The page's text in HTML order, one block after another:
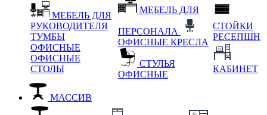
МЕБЕЛЬ ДЛЯ
РУКОВОДИТЕЛЯ
ТУМБЫ
ОФИСНЫЕ
ОФИСНЫЕ
СТОЛЫ
МЕБЕЛЬ ДЛЯ
ПЕРСОНАЛА
ОФИСНЫЕ КРЕСЛА
СТУЛЬЯ
ОФИСНЫЕ
СТОЙКИ
РЕСЕПШН
КАБИНЕТ
МАССИВ